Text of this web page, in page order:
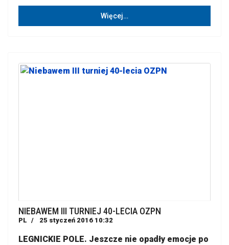
Więcej…
NIEBAWEM III TURNIEJ 40-LECIA OZPN
PL 25 styczeń 2016 10:32
LEGNICKIE POLE. Jeszcze nie opadły emocje po